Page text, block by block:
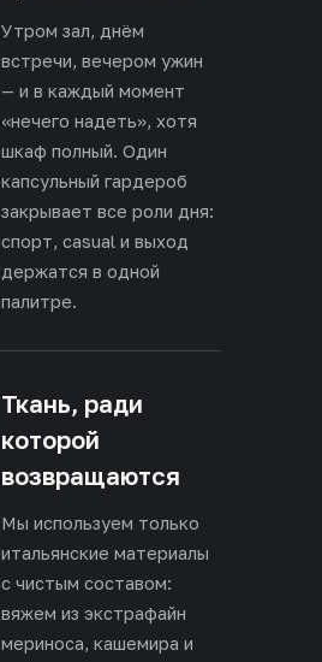
Утром зал, днём
встречи, вечером ужин
— и в каждый момент
«нечего надеть», хотя
шкаф полный. Один
капсульный гардероб
закрывает все роли дня:
спорт, casual и выход
держатся в одной
палитре.
Ткань, ради
которой
возвращаются
Мы используем только
итальянские материалы
с чистым составом:
вяжем из экстрафайн
мериноса, кашемира и